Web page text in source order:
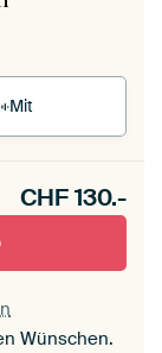
Mit
CHF130.-
Wünschen.